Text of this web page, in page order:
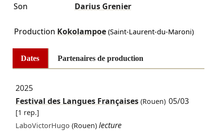
Son
Darius Grenier
Production Kokolampoe(Saint-Laurent-du-Maroni)
Dates Partenaires de production
2025
Festival des Langues Françaises(Rouen) 05/03
[1 rep.]
LaboVictorHugo (Rouen) lecture